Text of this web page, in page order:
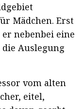
Mädchen. Erst
nebenbei eine
Auslegung
vom alten
eitel,